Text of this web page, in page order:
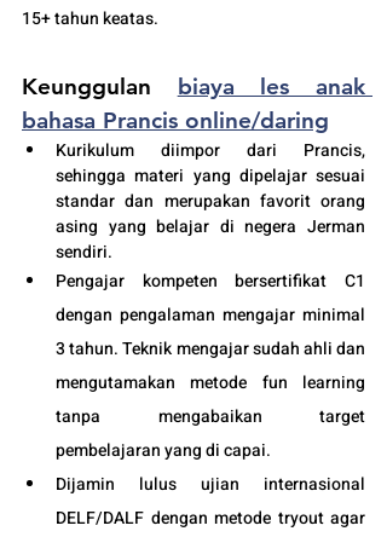
15+ tahun keatas.
Keunggulan biaya les anak
bahasa Prancis online/daring
Kurikulum diimpor dari Prancis,
sehingga materi yang dipelajar sesuai
standar dan merupakan favorit orang
asing yang belajar di negera Jerman
sendiri.
Pengajar kompeten bersertifikat C1
dengan pengalaman mengajar minimal
3 tahun. Teknik mengajar sudah ahli dan
mengutamakan metode fun learning
tanpa mengabaikan target
pembelajaran yang di capai.
Dijamin lulus ujian internasional
DELF/DALF dengan metode tryout agar